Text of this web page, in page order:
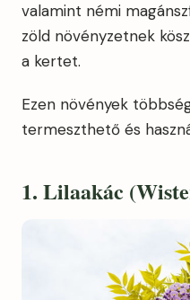
valamint némi
zöld növényzetnek
a kertet.
Ezen növények
termeszthető és
1. Lilaakác